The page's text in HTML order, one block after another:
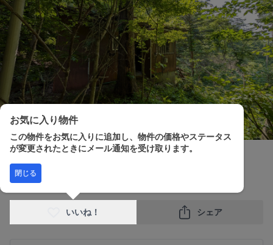
販売価格
¥1,200,000
いいね！ シェア
お気に入り物件
この物件をお気に入りに追加し、物件の価格やステータス
が変更されたときにメール通知を受け取ります。
閉じる